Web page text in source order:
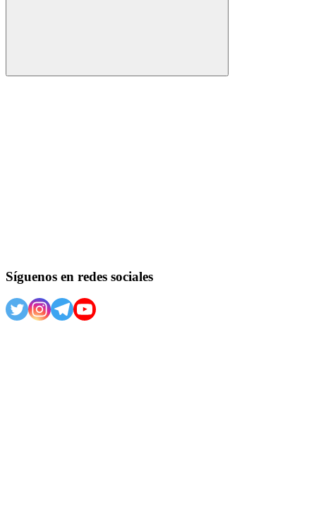
Buscar
Síguenos en redes sociales